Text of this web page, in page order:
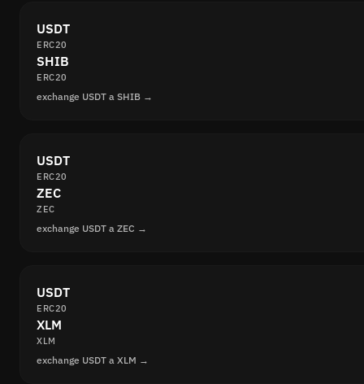
USDT
ERC20
SHIB
ERC20
exchange USDT a SHIB →
USDT
ERC20
ZEC
ZEC
exchange USDT a ZEC →
USDT
ERC20
XLM
XLM
exchange USDT a XLM →